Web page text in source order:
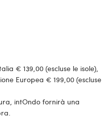
€ 139,00 (escluse le isole),
Europea € 199,00 (escluse
intOndo fornirà una